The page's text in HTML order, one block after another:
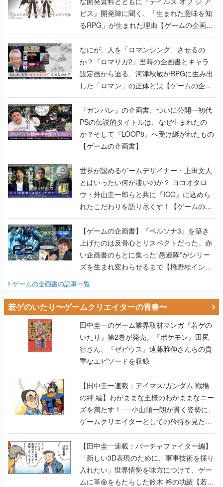
ビス』開発陣に聞く、「生まれた意味を知
るRPG」が生まれた理由【ゲームの企画
書】
なにが、人を「ロマンシング」させるの
か？『ロマサガ2』当時の企画書とキャラ
設定画から迫る、河津秋敏がRPGに生み出
した「ロマン」の正体とは【ゲームの企画
書】
『ガンパレ』の企画書、ついに公開━初代
PSの伝説的タイトルは、なぜ生まれたの
か？そして『LOOP8』へ受け継がれたもの
【ゲームの企画書】
世界が認めるゲームデザイナー・上田文人
とはいったい何が凄いのか？ ヨコオタロ
ウ・外山圭一郎らと共に『ICO』に込めら
れたこだわりを語り尽くす！【ゲームの企
画書】
【ゲームの企画書】『ペルソナ3』を築き
上げたのは反骨心とリスペクトだった。赤
い企画書のもとに集った“愚連隊”がシリー
ズを生まれ変わらせるまで【橋野桂インタ
ゲームの企画書の記事一覧
若ゲのいたり〜ゲームクリエイターの青春〜
田中圭一のゲーム業界取材マンガ『若ゲの
いたり』第2巻が発売。『ポケモン』田尻
智さん、『ゼビウス』遠藤雅伸さんらの貴
重なエピソードを収録
【田中圭一連載：アイマス/ガンダム 戦場
の絆 編】わがままな王様のわがままなニー
ズを満たす！──小山順一朗が貫く姿勢に、
ゲームクリエイターとしての矜持を見た
【若ゲのいたり最終回】
【田中圭一連載：バーチャファイター編】
「新しい3D表現のために、軍事技術を採り
入れたい」世界情勢を味方につけて、ゲー
ムに革命をもたらした鈴木 裕の功績【若ゲ